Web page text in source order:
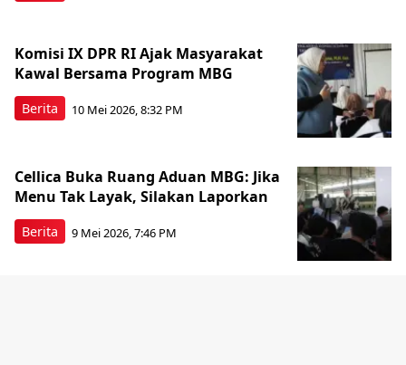
Berita
Komisi IX DPR RI Ajak Masyarakat
Kawal Bersama Program MBG
10 Mei 2026, 8:32 PM
Berita
Cellica Buka Ruang Aduan MBG: Jika
Menu Tak Layak, Silakan Laporkan
9 Mei 2026, 7:46 PM